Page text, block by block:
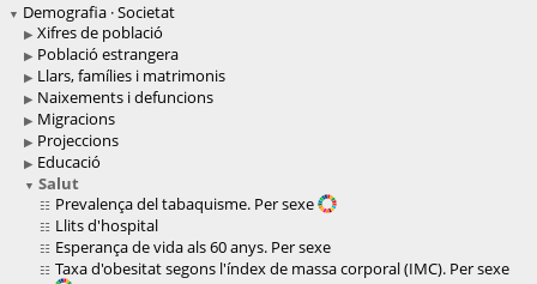
Demografia · Societat
Xifres de població
Població estrangera
Llars, famílies i matrimonis
Naixements i defuncions
Migracions
Projeccions
Educació
Salut
Prevalença del tabaquisme. Per sexe
Llits d'hospital
Esperança de vida als 60 anys. Per sexe
Taxa d'obesitat segons l'índex de massa corporal (IMC). Per sexe